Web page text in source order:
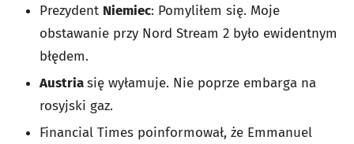
Prezydent Niemiec: Pomyliłem się. Moje
obstawanie przy Nord Stream 2 było ewidentnym
błędem.
Austriasię wyłamuje. Nie poprze embarga na
rosyjski gaz.
Financial Times poinformował, że Emmanuel